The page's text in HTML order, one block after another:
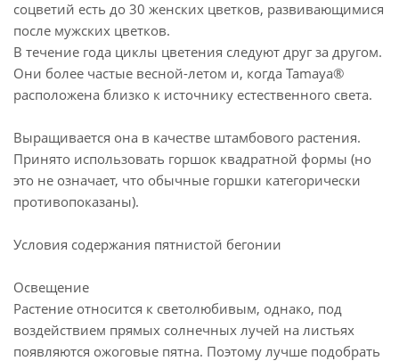
соцветий есть до 30 женских цветков, развивающимися
после мужских цветков.
В течение года циклы цветения следуют друг за другом.
Они более частые весной-летом и, когда Tamaya®
расположена близко к источнику естественного света.
Выращивается она в качестве штамбового растения.
Принято использовать горшок квадратной формы (но
это не означает, что обычные горшки категорически
противопоказаны).
Условия содержания пятнистой бегонии
Освещение
Растение относится к светолюбивым, однако, под
воздействием прямых солнечных лучей на листьях
появляются ожоговые пятна. Поэтому лучше подобрать